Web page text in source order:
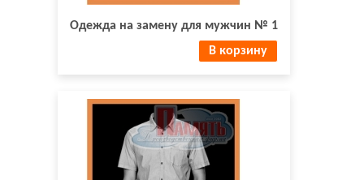
Одежда на замену для мужчин № 1
В корзину